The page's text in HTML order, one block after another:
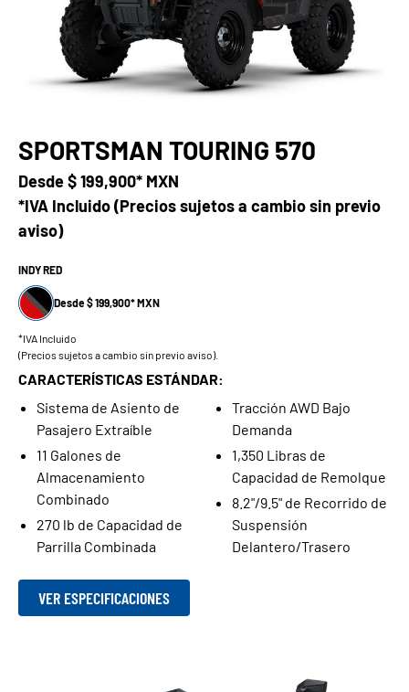
SPORTSMAN TOURING 570
Desde$ 199,900* MXN
*IVA Incluido (Precios sujetos a cambio sin previo
aviso)
INDY RED
Desde $ 199,900* MXN
*IVA Incluido
(Precios sujetos a cambio sin previo aviso).
CARACTERÍSTICAS ESTÁNDAR:
Sistema de Asiento de
Pasajero Extraíble
11 Galones de
Almacenamiento
Combinado
270 lb de Capacidad de
Parrilla Combinada
Tracción AWD Bajo
Demanda
1,350 Libras de
Capacidad de Remolque
8.2"/9.5" de Recorrido de
Suspensión
Delantero/Trasero
VER ESPECIFICACIONES